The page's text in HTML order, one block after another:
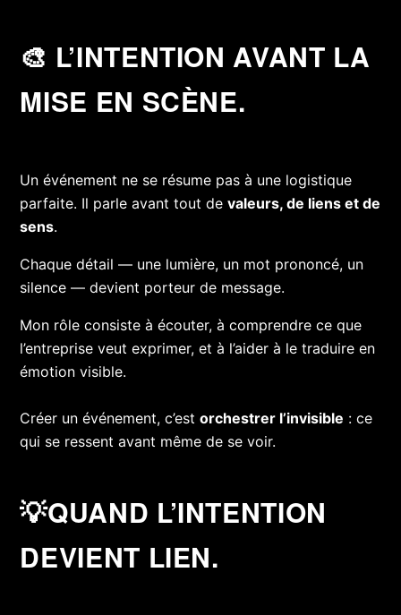
🎨 L’INTENTION AVANT LA
MISE EN SCÈNE.
Un événement ne se résume pas à une logistique
parfaite. Il parle avant tout devaleurs, de liens et de
sens.
Chaque détail — une lumière, un mot prononcé, un
silence — devient porteur de message.
Mon rôle consiste à écouter, à comprendre ce que
l’entreprise veut exprimer,et à l’aider à le traduire en
émotion visible.
Créer un événement, c’estorchestrer l’invisible : ce
qui se ressent avant même de se voir.
💡QUAND L’INTENTION
DEVIENT LIEN.